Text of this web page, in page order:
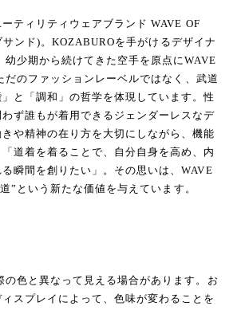
ティリティウェアブランド WAVE OF
ンド)。KOZABUROを手がけるデザイナ
幼少期から続けてきた空手を原点にWAVE
だのファッションレーベルではなく、武道
と「調和」の哲学を体現しています。性
ず誰もが着用できるジェンダーレスなデ
や精神の在り方を大切にしながら、機能
道着を着ることで、自分自身を高め、内
瞬間を創りたい」。その思いは、WAVE
”という新たな価値を与えています。
の色と異なって見える場合があります。お
スプレイによって、色味が変わることを